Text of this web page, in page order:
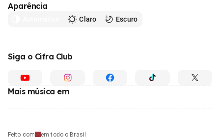
Aparência
Claro Escuro
Siga o Cifra Club
Mais música em
Feito com
em todo o Brasil